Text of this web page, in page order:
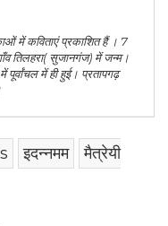
में कविताएं प्रकाशित हैं । 7
तिलहरा( सुजानगंज) में जन्म।
में ही हुई। प्रतापगढ़
इदन्नमम
मैत्रेयी